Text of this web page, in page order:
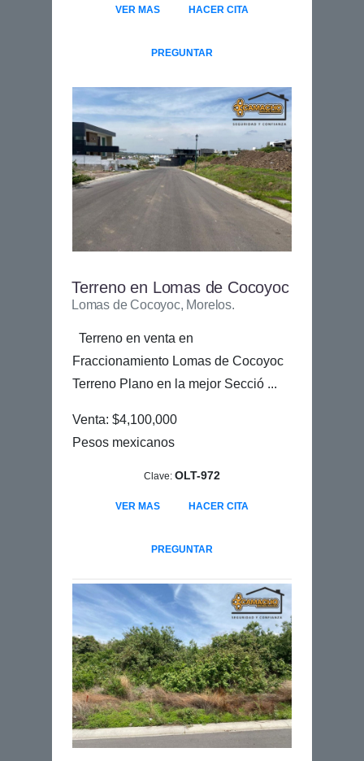
VER MAS HACER CITA
PREGUNTAR
Terreno en Lomas de Cocoyoc
Lomas de Cocoyoc, Morelos.
Terreno en venta en
Fraccionamiento Lomas de Cocoyoc
Terreno Plano en la mejor Secció ...
Venta: $4,100,000
Pesos mexicanos
Clave: OLT-972
VER MAS HACER CITA
PREGUNTAR